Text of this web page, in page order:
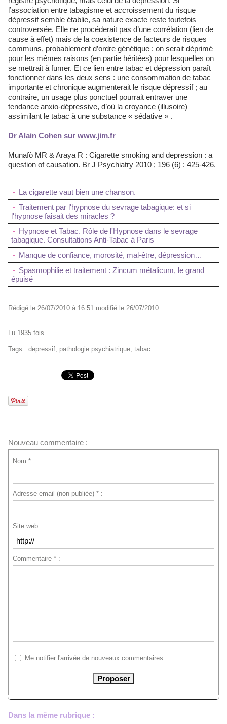
l’association entre tabagisme et accroissement du risque
dépressif semble établie, sa nature exacte reste toutefois
controversée. Elle ne procéderait pas d’une corrélation (lien de
cause à effet) mais de la coexistence de facteurs de risques
communs, probablement d’ordre génétique : on serait déprimé
pour les mêmes raisons (en partie héritées) pour lesquelles on
se mettrait à fumer. Et ce lien entre tabac et dépression paraît
fonctionner dans les deux sens : une consommation de tabac
importante et chronique augmenterait le risque dépressif ; au
contraire, un usage plus ponctuel pourrait entraver une
tendance anxio-dépressive, d’où la croyance (illusoire)
assimilant le tabac à une substance « sédative » .
Dr Alain Cohen sur www.jim.fr
Munafò MR & Araya R : Cigarette smoking and depression : a
question of causation. Br J Psychiatry 2010 ; 196 (6) : 425-426.
La cigarette vaut bien une chanson.
Traitement par l'hypnose du sevrage tabagique: et si
l'hypnose faisait des miracles ?
Hypnose et Tabac. Rôle de l'Hypnose dans le sevrage
tabagique. Consultations Anti-Tabac à Paris
Manque de confiance, morosité, mal-être, dépression…
Spasmophilie et traitement : Zincum métalicum, le grand
épuisé
Rédigé le 26/07/2010 à 16:51 modifié le 26/07/2010
Lu 1935 fois
Tags : depressif, pathologie psychiatrique, tabac
Nouveau commentaire :
Nom * :
Adresse email (non publiée) * :
Site web :
Commentaire * :
Me notifier l'arrivée de nouveaux commentaires
Dans la même rubrique :